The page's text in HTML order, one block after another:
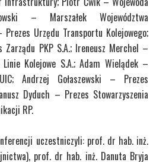
– Marszałek Województwa
Prezes Urzędu Transportu Kolejowego;
PKP S.A.; Ireneusz Merchel –
Kolejowe S.A.; Adam Wielądek –
Andrzej Gołaszewski – Prezes
Dyduch – Prezes Stowarzyszenia
RP.
uczestniczyli: prof. dr hab. inż.
prof. dr hab. inż. Danuta Bryja